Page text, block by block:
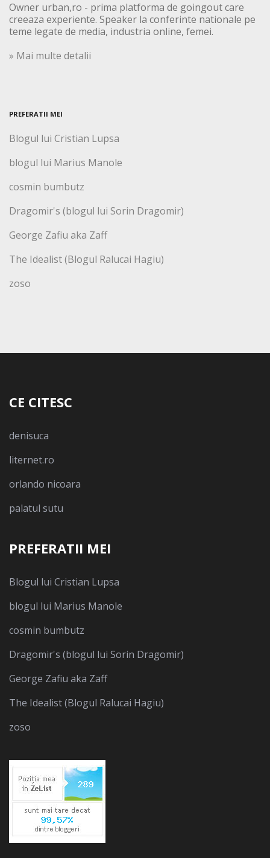
Owner urban,ro - prima platforma de goingout care
creeaza experiente. Speaker la conferinte nationale pe
teme legate de media, industria online, femei.
» Mai multe detalii
PREFERATII MEI
Blogul lui Cristian Lupsa
blogul lui Marius Manole
cosmin bumbutz
Dragomir's (blogul lui Sorin Dragomir)
George Zafiu aka Zaff
The Idealist (Blogul Ralucai Hagiu)
zoso
CE CITESC
denisuca
liternet.ro
orlando nicoara
palatul sutu
PREFERATII MEI
Blogul lui Cristian Lupsa
blogul lui Marius Manole
cosmin bumbutz
Dragomir's (blogul lui Sorin Dragomir)
George Zafiu aka Zaff
The Idealist (Blogul Ralucai Hagiu)
zoso